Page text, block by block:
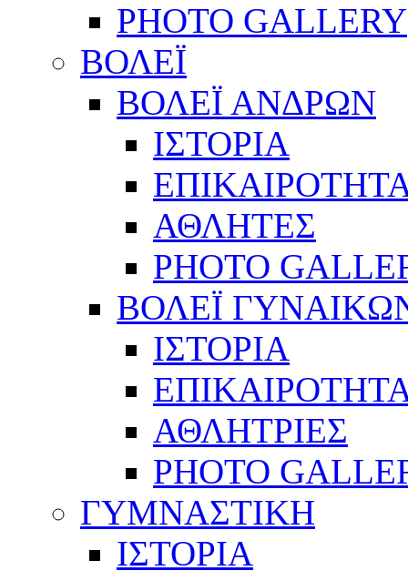
PHOTO GALLERY
ΒΟΛΕΪ
ΒΟΛΕΪ ΑΝΔΡΩΝ
ΙΣΤΟΡΙΑ
ΑΘΛΗΤΕΣ
PHOTO
ΒΟΛΕΪ
ΙΣΤΟΡΙΑ
ΑΘΛΗΤΡΙΕΣ
PHOTO
ΓΥΜΝΑΣΤΙΚΗ
ΙΣΤΟΡΙΑ